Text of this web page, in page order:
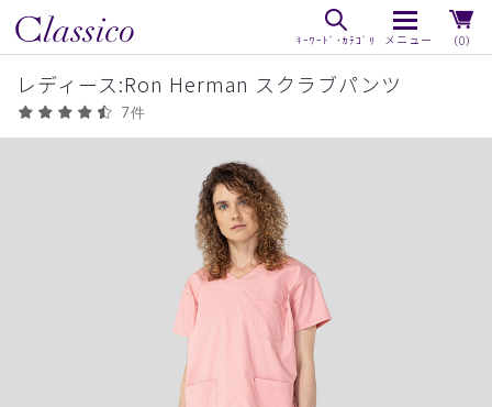
（0）
レディース:Ron Herman スクラブパンツ
7件